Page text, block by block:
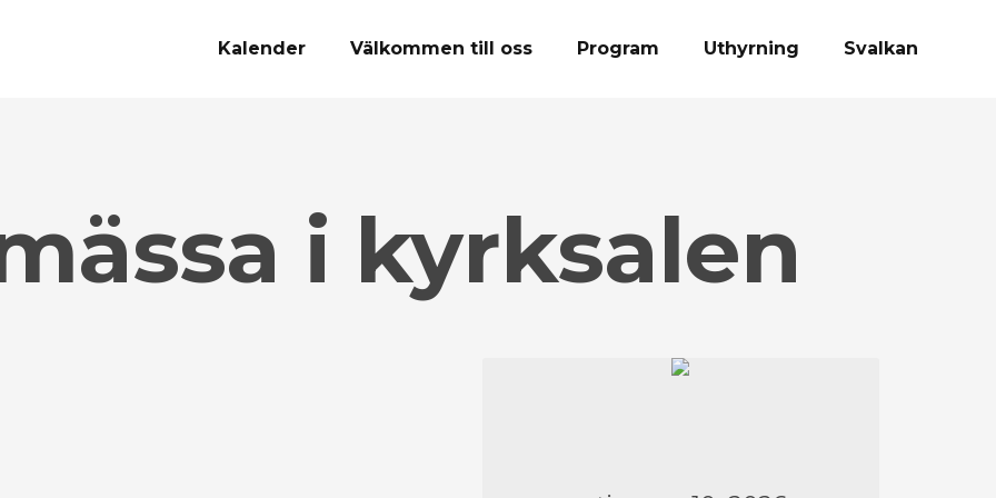
Kalender Välkommen till oss Program Uthyrning Svalkan
i kyrksalen